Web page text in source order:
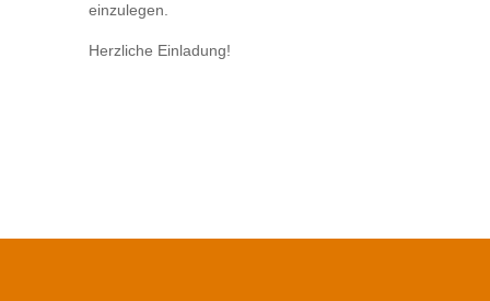
einzulegen.
Herzliche Einladung!